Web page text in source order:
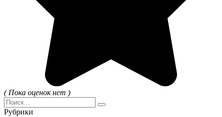
( Пока оценок нет )
Search
for:
Рубрики